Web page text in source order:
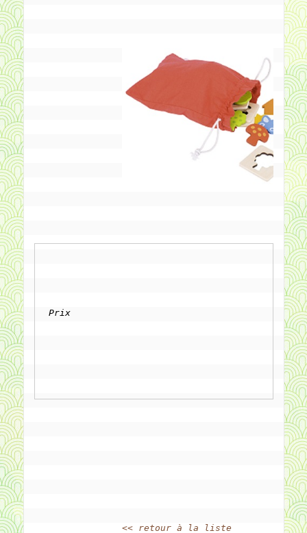
Prix
<< retour à la liste